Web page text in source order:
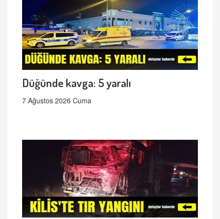
Düğünde kavga: 5 yaralı
7 Ağustos 2026 Cuma